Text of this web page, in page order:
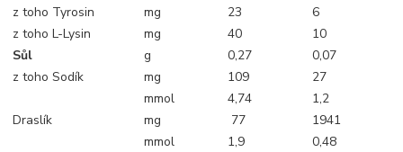
z toho Tyrosin
mg 23
6
z toho L-Lysin
mg 40
10
Sůl
g 0,27
0,07
z toho Sodík
mg 109
27
mmol
4,74
1,2
Draslík
mg 77
1941
mmol
1,9
0,48